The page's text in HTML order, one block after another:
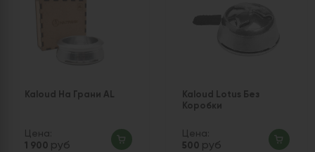
Kaloud На Грани AL
Цена:
1 900 руб
Kaloud Lotus Без
Коробки
Цена:
500 руб